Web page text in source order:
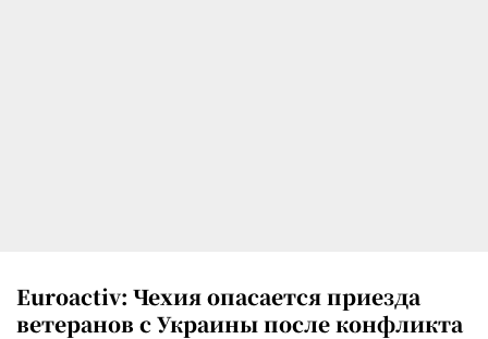
Euroactiv: Чехия опасается приезда
ветеранов с Украины после конфликта